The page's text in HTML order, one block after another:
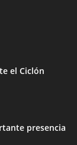
el Ciclón
presencia